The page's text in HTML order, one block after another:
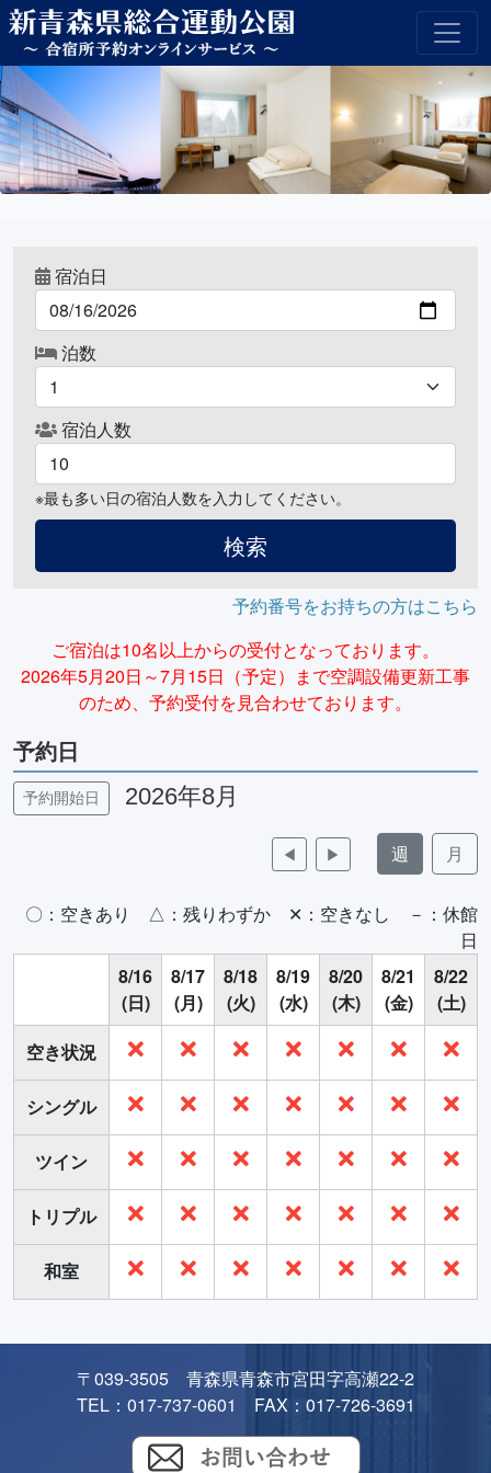
宿泊日
泊数
宿泊人数
※最も多い日の宿泊人数を入力してください。
検索
予約番号をお持ちの方はこちら
ご宿泊は10名以上からの受付となっております。
2026年5月20日～7月15日（予定）まで空調設備更新工事
のため、予約受付を見合わせております。
予約日
予約開始日 2026年8月
◀ ▶ 週 月
〇：空きあり △：残りわずか ✕：空きなし －：休館
日
8/16
(日)
8/17
(月)
8/18
(火)
8/19
(水)
8/20
(木)
8/21
(金)
8/22
(土)
空き状況
シングル
ツイン
トリプル
和室
〒039-3505 青森県青森市宮田字高瀬22-2
TEL：017-737-0601 FAX：017-726-3691